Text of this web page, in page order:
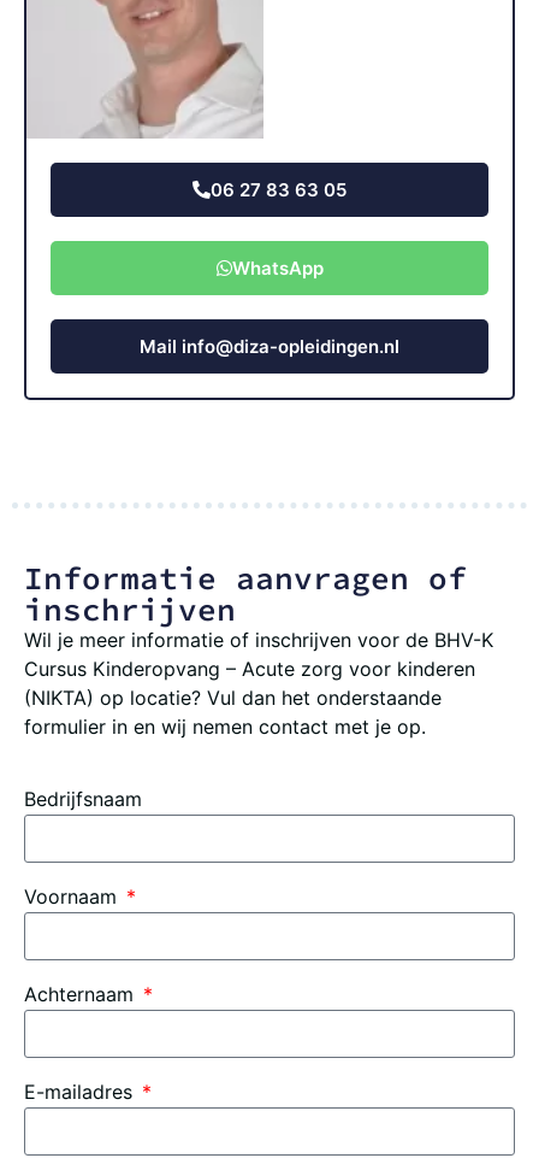
06 27 83 63 05
WhatsApp
Mail info@diza-opleidingen.nl
Informatie aanvragen of
inschrijven
Wil je meer informatie of inschrijven voor de BHV-K
Cursus Kinderopvang – Acute zorg voor kinderen
(NIKTA) op locatie? Vul dan het onderstaande
formulier in en wij nemen contact met je op.
Bedrijfsnaam
Voornaam
Achternaam
E-mailadres